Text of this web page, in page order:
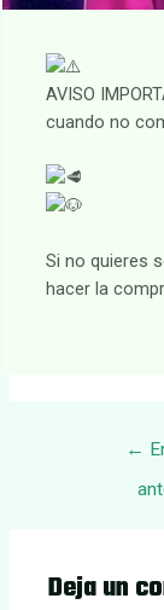
AVISO
cuando no
Si no quieres
hacer la
Navegación
←
Deja un